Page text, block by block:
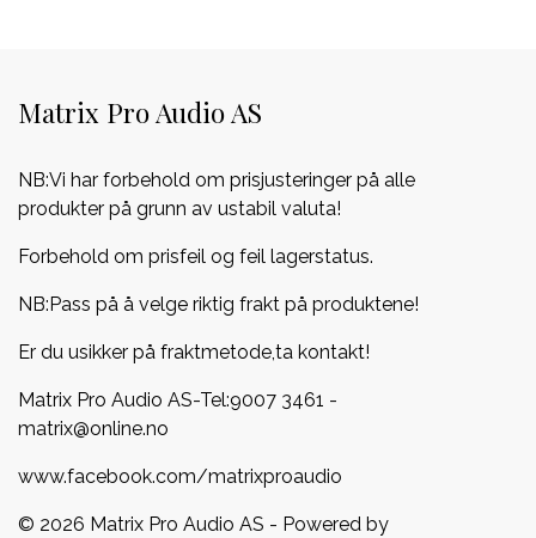
Matrix Pro Audio AS
NB:Vi har forbehold om prisjusteringer på alle
produkter på grunn av ustabil valuta!
Forbehold om prisfeil og feil lagerstatus.
NB:Pass på å velge riktig frakt på produktene!
Er du usikker på fraktmetode,ta kontakt!
Matrix Pro Audio AS-Tel:9007 3461 -
matrix@online.no
www.facebook.com/matrixproaudio
© 2026 Matrix Pro Audio AS - Powered by